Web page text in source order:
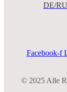
DE/RU
Facebook-f
© 2025 Alle